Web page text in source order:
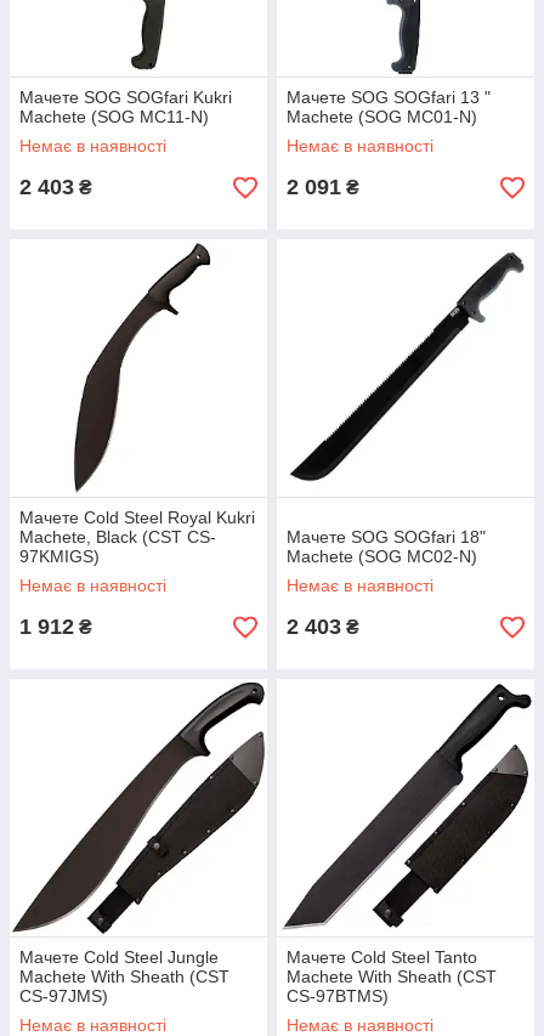
Мачете SOG SOGfari Kukri
Machete (SOG MC11-N)
Немає в наявності
2 403 ₴
Мачете SOG SOGfari 13 "
Machete (SOG MC01-N)
Немає в наявності
2 091 ₴
Мачете Cold Steel Royal Kukri
Machete, Black (CST CS-
97KMIGS)
Немає в наявності
1 912 ₴
Мачете SOG SOGfari 18"
Machete (SOG MC02-N)
Немає в наявності
2 403 ₴
Мачете Cold Steel Jungle
Machete With Sheath (CST
CS-97JMS)
Немає в наявності
Мачете Cold Steel Tanto
Machete With Sheath (CST
CS-97BTMS)
Немає в наявності